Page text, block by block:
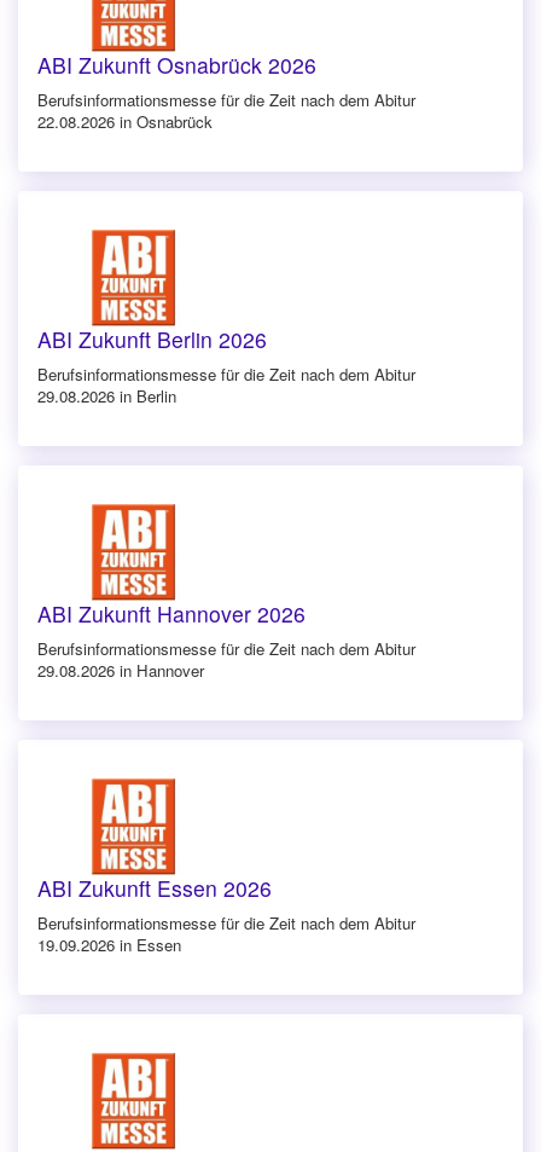
ABI Zukunft Osnabrück 2026
Berufsinforma­tionsmesse für die Zeit nach dem Abitur
22.08.2026 in Osnabrück
ABI Zukunft Berlin 2026
Berufsinforma­tionsmesse für die Zeit nach dem Abitur
29.08.2026 in Berlin
ABI Zukunft Hannover 2026
Berufsinforma­tionsmesse für die Zeit nach dem Abitur
29.08.2026 in Hannover
ABI Zukunft Essen 2026
Berufsinforma­tionsmesse für die Zeit nach dem Abitur
19.09.2026 in Essen